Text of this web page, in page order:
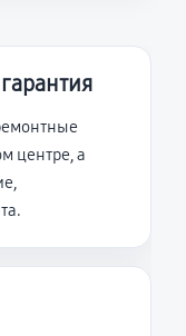
центре, а